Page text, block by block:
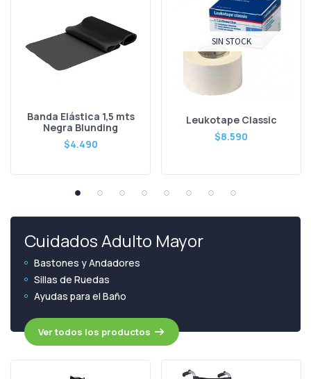
Banda Elástica 1,5 mts
Negra Blunding
$4.490
SIN STOCK
Leukotape Classic
$8.590
Cuidados Adulto Mayor
Bastones y Andadores
Sillas de Ruedas
Ayudas para el Baño
Ver todos los productos